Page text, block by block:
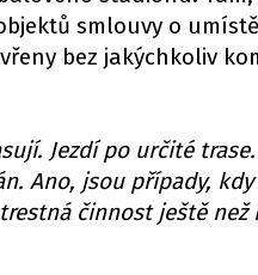
smlouvy o
bez jakýchkoliv
Jezdí po určité
Ano, jsou případy,
činnost ještě než